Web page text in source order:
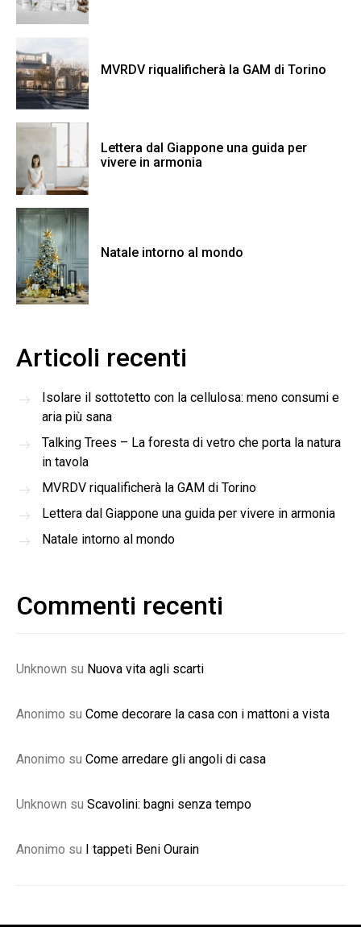
MVRDV riqualificherà la GAM di Torino
Lettera dal Giappone una guida per
vivere in armonia
Natale intorno al mondo
Articoli recenti
Isolare il sottotetto con la cellulosa: meno consumi e
aria più sana
Talking Trees – La foresta di vetro che porta la natura
in tavola
MVRDV riqualificherà la GAM di Torino
Lettera dal Giappone una guida per vivere in armonia
Natale intorno al mondo
Commenti recenti
Unknown su Nuova vita agli scarti
Anonimo su Come decorare la casa con i mattoni a vista
Anonimo su Come arredare gli angoli di casa
Unknown su Scavolini: bagni senza tempo
Anonimo su I tappeti Beni Ourain